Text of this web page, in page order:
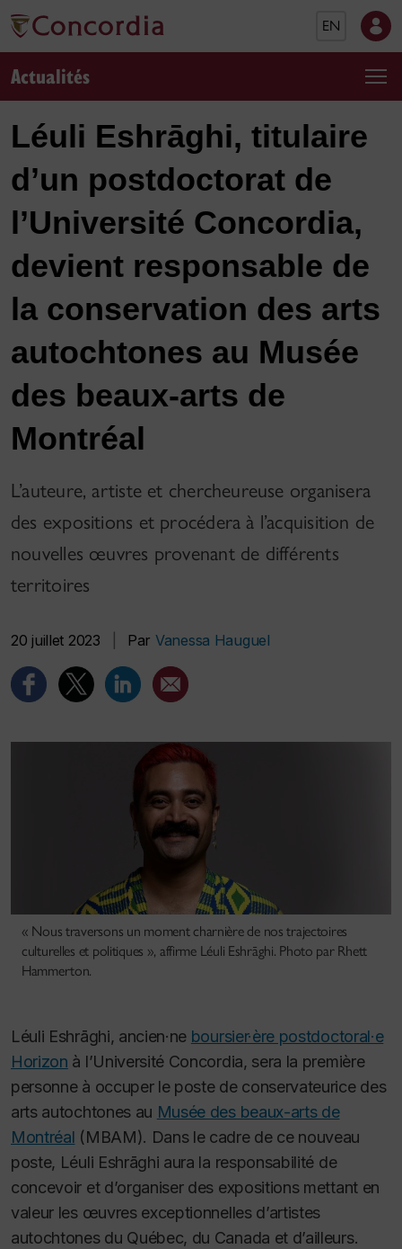
EN
Actualités
Léuli Eshrāghi, titulaire
d’un postdoctorat de
l’Université Concordia,
devient responsable de
la conservation des arts
autochtones au Musée
des beaux-arts de
Montréal
L’auteure, artiste et chercheureuse organisera
des expositions et procédera à l’acquisition de
nouvelles œuvres provenant de différents
territoires
20 juillet 2023 Par Vanessa Hauguel
« Nous traversons un moment charnière de nos trajectoires
culturelles et politiques », affirme Léuli Eshrāghi. Photo par Rhett
Hammerton.
Léuli Eshrāghi, ancien·ne boursier·ère postdoctoral·e
Horizon à l’Université Concordia, sera la première
personne à occuper le poste de conservateurice des
arts autochtones au Musée des beaux-arts de
Montréal (MBAM). Dans le cadre de ce nouveau
poste, Léuli Eshrāghi aura la responsabilité de
concevoir et d’organiser des expositions mettant en
valeur les œuvres exceptionnelles d’artistes
autochtones du Québec, du Canada et d’ailleurs.